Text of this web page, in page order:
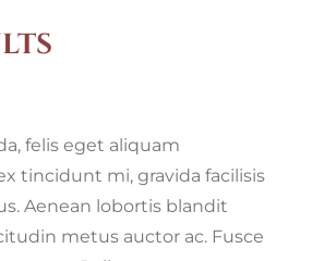
felis eget aliquam
tincidunt mi, gravida facilisis
Aenean lobortis blandit
metus auctor ac. Fusce